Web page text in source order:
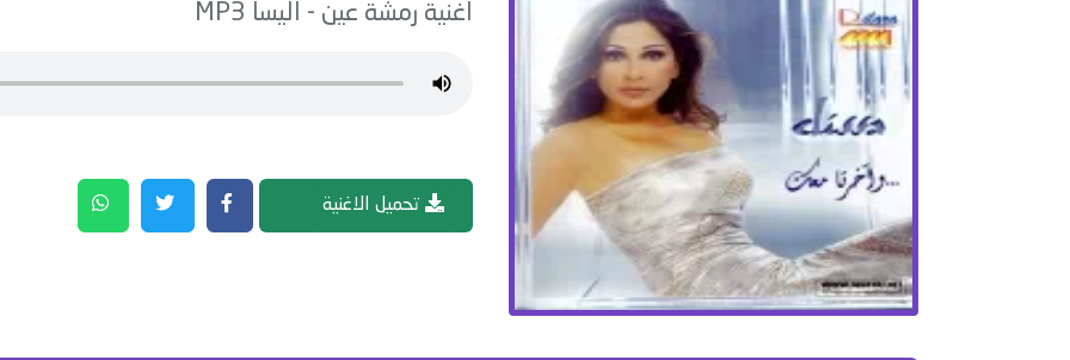
اغنية رمشة عين - اليسا
تحميل الاغنية